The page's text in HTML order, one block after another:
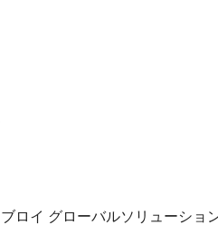
ロイ グローバルソリューショ